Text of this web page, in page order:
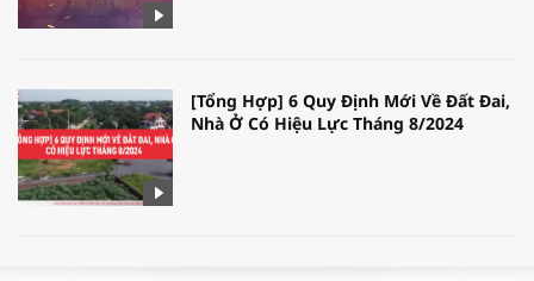
[Tổng Hợp] 6 Quy Định Mới Về Đất Đai,
Nhà Ở Có Hiệu Lực Tháng 8/2024